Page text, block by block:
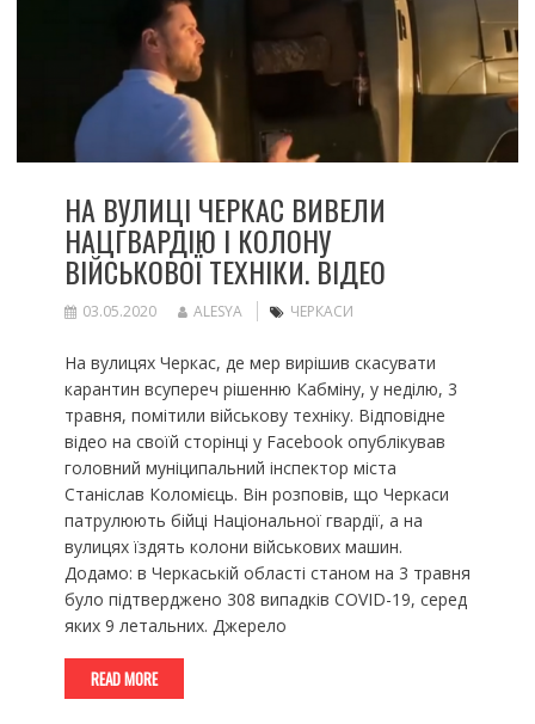
НА ВУЛИЦІ ЧЕРКАС ВИВЕЛИ
НАЦГВАРДІЮ І КОЛОНУ
ВІЙСЬКОВОЇ ТЕХНІКИ. ВІДЕО
03.05.2020 ALESYA ЧЕРКАСИ
На вулицях Черкас, де мер вирішив скасувати
карантин всупереч рішенню Кабміну, у неділю, 3
травня, помітили військову техніку. Відповідне
відео на своїй сторінці у Facebook опублікував
головний муніципальний інспектор міста
Станіслав Коломієць. Він розповів, що Черкаси
патрулюють бійці Національної гвардії, а на
вулицях їздять колони військових машин.
Додамо: в Черкаській області станом на 3 травня
було підтверджено 308 випадків COVID-19, серед
яких 9 летальних. Джерело
READ MORE